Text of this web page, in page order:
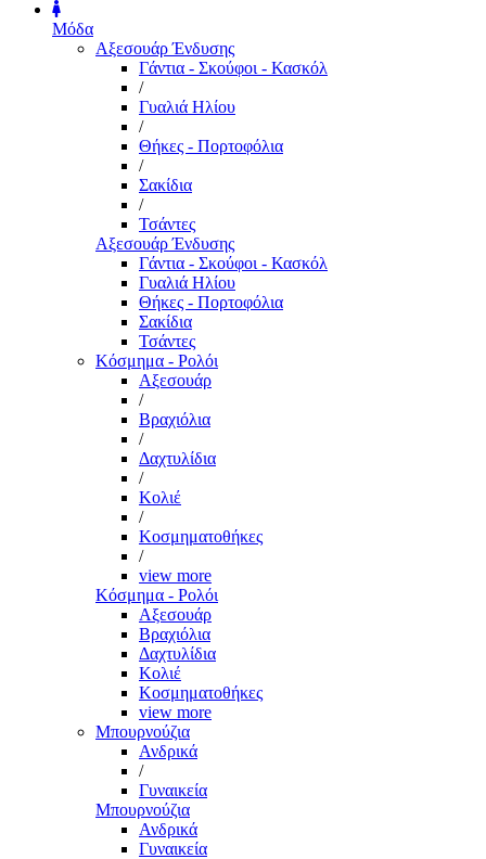
Μόδα
Αξεσουάρ Ένδυσης
Γάντια - Σκούφοι - Κασκόλ
/
Γυαλιά Ηλίου
/
Θήκες - Πορτοφόλια
/
Σακίδια
/
Τσάντες
Αξεσουάρ Ένδυσης
Γάντια - Σκούφοι - Κασκόλ
Γυαλιά Ηλίου
Θήκες - Πορτοφόλια
Σακίδια
Τσάντες
Κόσμημα - Ρολόι
Αξεσουάρ
/
Βραχιόλια
/
Δαχτυλίδια
/
Κολιέ
/
Κοσμηματοθήκες
/
view more
Κόσμημα - Ρολόι
Αξεσουάρ
Βραχιόλια
Δαχτυλίδια
Κολιέ
Κοσμηματοθήκες
view more
Μπουρνούζια
Ανδρικά
/
Γυναικεία
Μπουρνούζια
Ανδρικά
Γυναικεία